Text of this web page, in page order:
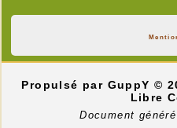
Propulsé par GuppY©
Libre
Document